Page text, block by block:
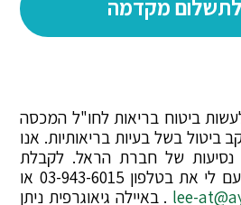
ביטוח בריאות לחו"ל המכסה
ביטול בשל בעיות בריאותיות. אנו
נסיעות של חברת הראל. לקבלת
הצעת מחיר צרו קשר עם לי את בטלפון 03-943-6015 או
lee- . באיילה גיאוגרפית ניתן